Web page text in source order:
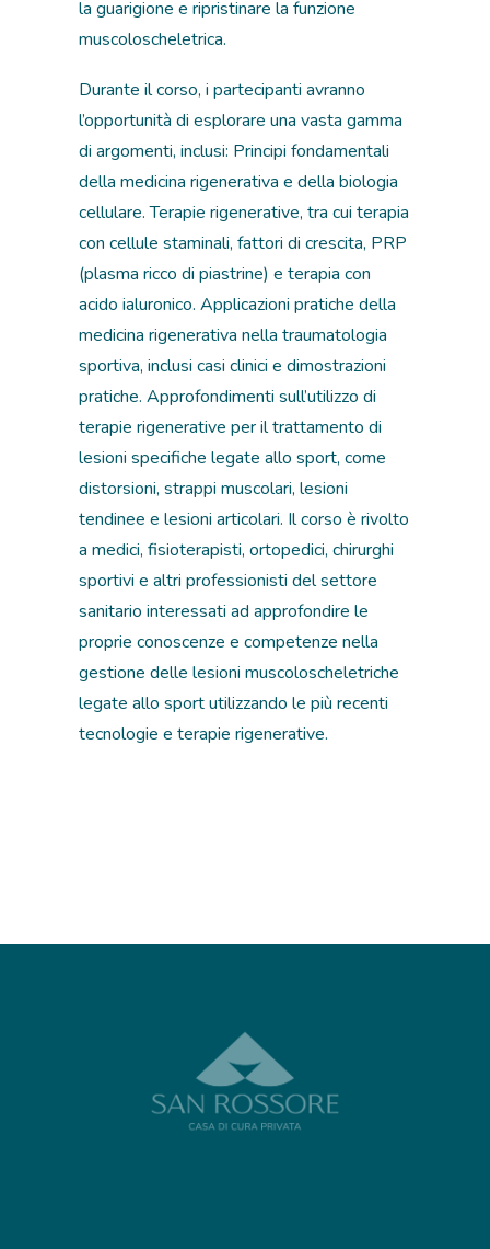
la guarigione e ripristinare la funzione
muscoloscheletrica.
Durante il corso, i partecipanti avranno
l’opportunità di esplorare una vasta gamma
di argomenti, inclusi: Principi fondamentali
della medicina rigenerativa e della biologia
cellulare. Terapie rigenerative, tra cui terapia
con cellule staminali, fattori di crescita, PRP
(plasma ricco di piastrine) e terapia con
acido ialuronico. Applicazioni pratiche della
medicina rigenerativa nella traumatologia
sportiva, inclusi casi clinici e dimostrazioni
pratiche. Approfondimenti sull’utilizzo di
terapie rigenerative per il trattamento di
lesioni specifiche legate allo sport, come
distorsioni, strappi muscolari, lesioni
tendinee e lesioni articolari. Il corso è rivolto
a medici, fisioterapisti, ortopedici, chirurghi
sportivi e altri professionisti del settore
sanitario interessati ad approfondire le
proprie conoscenze e competenze nella
gestione delle lesioni muscoloscheletriche
legate allo sport utilizzando le più recenti
tecnologie e terapie rigenerative.